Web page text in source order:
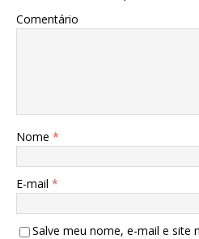
Comentário
Nome *
E-mail *
Salve meu nome, e-mail e site